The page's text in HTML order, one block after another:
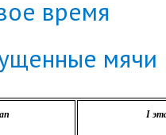
время
мячи
I